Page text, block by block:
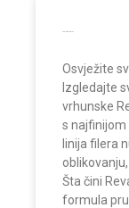
Osvježite
Izgledajte
vrhunske
s najfinijom
linija filera
Šta čini
formula